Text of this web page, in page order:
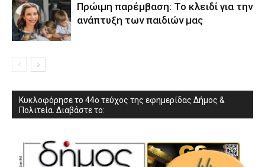
Πρώιμη παρέμβαση: Το κλειδί για την
ανάπτυξη των παιδιών µας
Κυκλοφόρησε το 44ο τεύχος της εφημερίδας Δήμος &
Πολιτεία. Διαβάστε το: